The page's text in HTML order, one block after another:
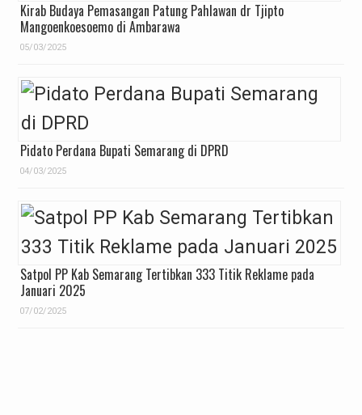
Kirab Budaya Pemasangan Patung Pahlawan dr Tjipto
Mangoenkoesoemo di Ambarawa
05/03/2025
Pidato Perdana Bupati Semarang di DPRD
04/03/2025
Satpol PP Kab Semarang Tertibkan 333 Titik Reklame pada
Januari 2025
07/02/2025